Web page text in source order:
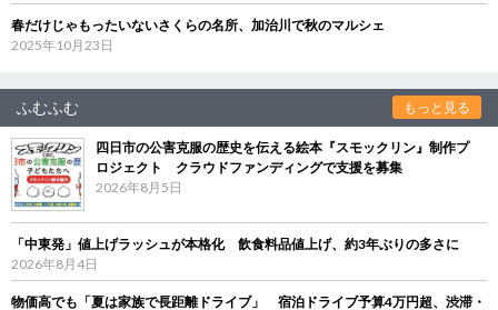
春だけじゃもったいないさくらの名所、加治川で秋のマルシェ
2025年10月23日
ふむふむ もっと見る
四日市の公害克服の歴史を伝える絵本『スモックリン』制作プ
ロジェクト クラウドファンディングで支援を募集
2026年8月5日
「中東発」値上げラッシュが本格化 飲食料品値上げ、約3年ぶりの多さに
2026年8月4日
物価高でも「夏は家族で長距離ドライブ」 宿泊ドライブ予算4万円超、渋滞・